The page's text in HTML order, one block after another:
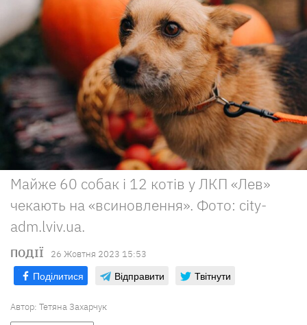
Майже 60 собак і 12 котів у ЛКП «Лев»
чекають на «всиновлення». Фото: city-
adm.lviv.ua.
ПОДІЇ 26 Жовтня 2023 15:53
Поділитися Відправити Твітнути
Автор: Тетяна Захарчук